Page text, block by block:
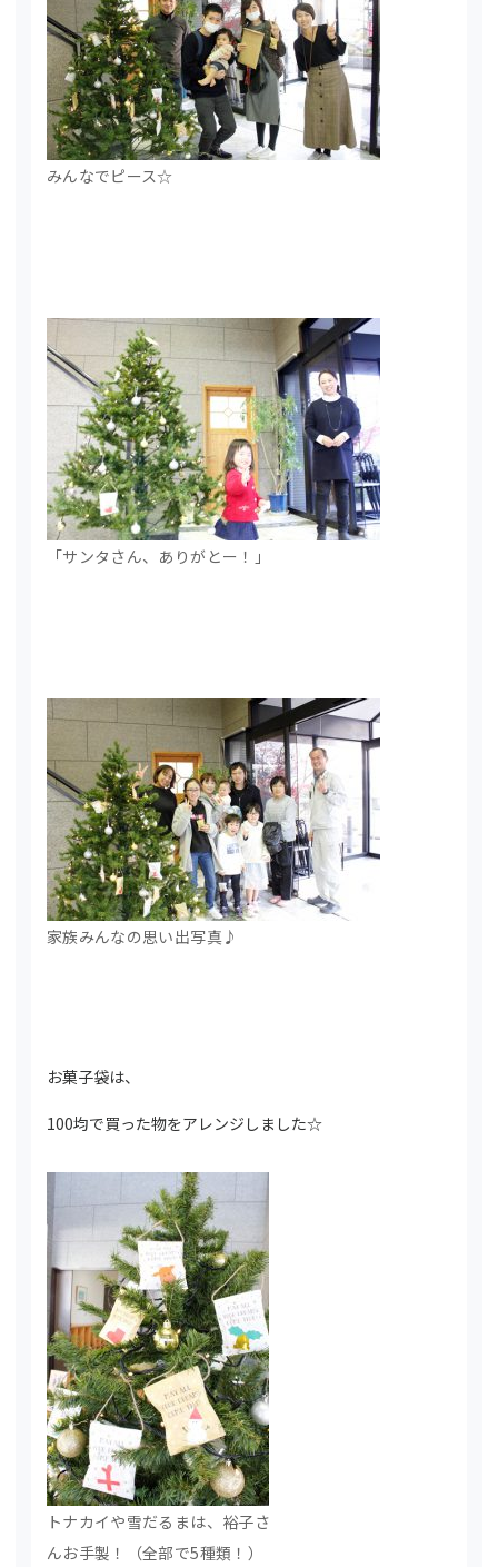
みんなでピース☆
「サンタさん、ありがとー！」
家族みんなの思い出写真♪
お菓子袋は、
100均で買った物をアレンジしました☆
トナカイや雪だるまは、裕子さ
んお手製！（全部で5種類！）